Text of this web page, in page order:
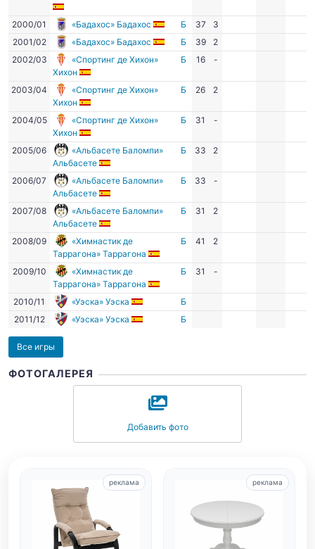
2000/01 «Бадахос» Бадахос Б 37
3
2001/02
«Бадахос» Бадахос Б 39
2
2002/03
«Спортинг де Хихон»
Хихон
Б 16 -
2003/04
«Спортинг де Хихон»
Хихон
Б 26 2
2004/05
«Спортинг де Хихон»
Хихон
Б 31 -
2005/06
«Альбасете Баломпи»
Альбасете
Б 33 2
2006/07
«Альбасете Баломпи»
Альбасете
Б 33 -
2007/08
«Альбасете Баломпи»
Альбасете
Б 31 2
2008/09
«Химнастик де
Таррагона» Таррагона
Б 41 2
2009/10
«Химнастик де
Таррагона» Таррагона
Б 31 -
2010/11 «Уэска» Уэска
Б
2011/12
«Уэска» Уэска Б
Все игры
ФОТОГАЛЕРЕЯ
Добавить фото
реклама реклама